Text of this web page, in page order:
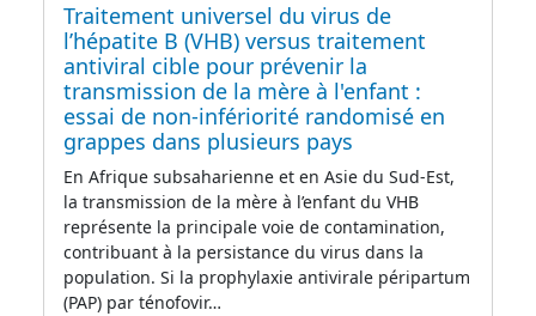
Traitement universel du virus de
l’hépatite B (VHB) versus traitement
antiviral cible pour prévenir la
transmission de la mère à l'enfant :
essai de non-infériorité randomisé en
grappes dans plusieurs pays
En Afrique subsaharienne et en Asie du Sud-Est,
la transmission de la mère à l’enfant du VHB
représente la principale voie de contamination,
contribuant à la persistance du virus dans la
population. Si la prophylaxie antivirale péripartum
(PAP) par ténofovir…